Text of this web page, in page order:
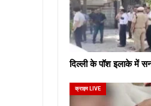
दिल्ली के पॉश इलाके में
क्राइम LIVE